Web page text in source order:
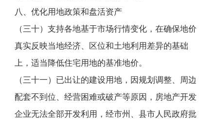
八、优化用地政策和盘活资产
（三十）支持各地基于市场行情变化，在确保地价
真实反映当地经济、区位和土地利用差异的基础
上，适当降低住宅用地的基准地价。
（三十一）已出让的建设用地，因规划调整、周边
配套不到位、经营困难或破产等原因，房地产开发
企业无法全部开发利用，经市州、县市人民政府批